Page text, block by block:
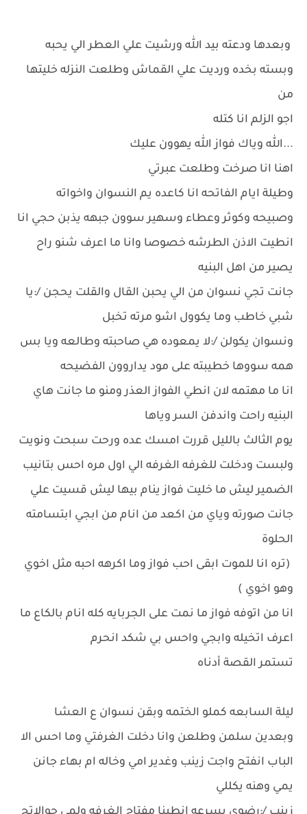
وبعدها ودعته بيد الله ورشيت علي العطر الي يحبه
وبسته بخده ورديت علي القماش وطلعت النزله خليتها
من
اجو الزلم انا كتله
...الله وياك فواز الله يهوون عليك
اهنا انا صرخت وطلعت عبرتي
وطيلة ايام الفاتحه انا كاعده يم النسوان واخواته
وصبيحه وكوثر وعطاء وسهير سوون جبهه يذبن حجي انا
انطيت الاذن الطرشه خصوصا وانا ما اعرف شنو راح
يصير من اهل البنيه
جانت تجي نسوان من الي يحبن القال والقلت يحجن /:يا
شبي خاطب وما يكوول اشو مرته تخبل
ونسوان يكولن /:لا يمعوده هي صاحبته وطالعه ويا بس
همه سووها خطيبته على مود يداروون الفضيحه
انا ما مهتمه لان انطي الفواز العذر ومنو ما جانت هاي
البنيه راحت واندفن السر وياها
يوم الثالث بالليل قررت امسك عده ورحت سبحت ونويت
ولبست ودخلت للغرفه الغرفه الي اول مره احس بتانيب
الضمير ليش ما خليت فواز ينام بيها ليش قسيت علي
جانت صورته وياي من اكعد من انام من ابجي ابتسامته
الحلوة
(تره انا للموت ابقى احب فواز وما اكرهه احبه مثل اخوي
وهو اخوي )
انا من اتوفه فواز ما نمت على الجربايه كله انام بالكاع ما
اعرف اتخيله وابجي واحس بي شكد انحرم
تستمر القصة أدناه
ليلة السابعه كملو الختمه وبقن نسوان ع العشا
وبعدين سلمن وطلعن وانا دخلت الغرفتي وما احس الا
الباب انفتح واجت زينب وغدير امي وخاله ام بهاء جانن
يمي وهنه يكللي